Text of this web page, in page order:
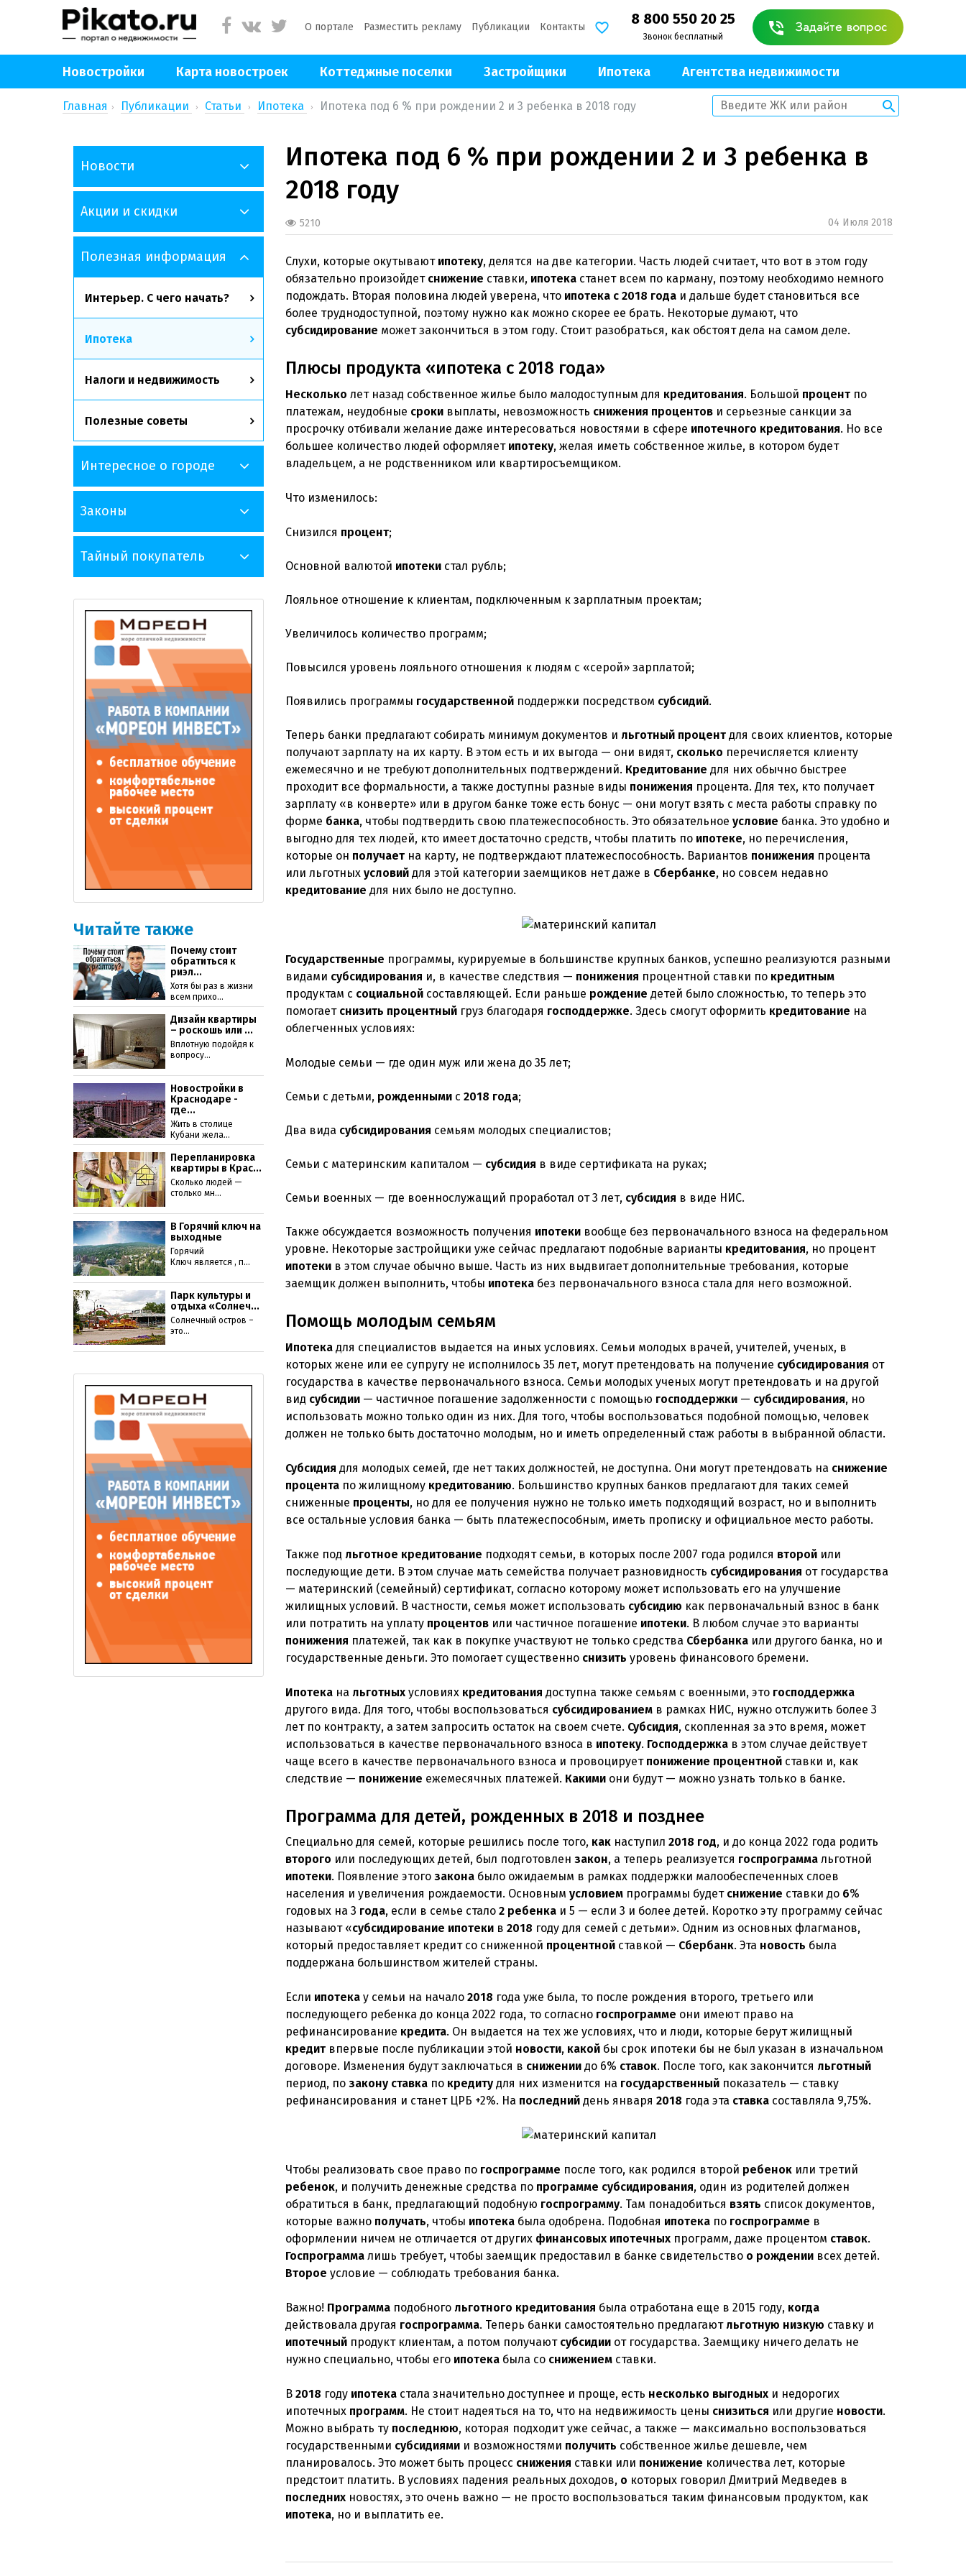
О портале Разместить рекламу Публикации Контакты 8 800 550 20 25
Звонок бесплатный
Задайте вопрос
Новостройки Карта новостроек Коттеджные поселки Застройщики Ипотека Агентства недвижимости
Главная Публикации Статьи Ипотека Ипотека под 6 % при рождении 2 и 3 ребенка в 2018 году
Новости
Акции и скидки
Полезная информация
Интерьер. С чего начать?
Ипотека
Налоги и недвижимость
Полезные советы
Интересное о городе
Законы
Тайный покупатель
Читайте также
Почему стоит
обратиться к
риэл...
Хотя бы раз в жизни
всем прихо...
Дизайн квартиры
– роскошь или ...
Вплотную подойдя к
вопросу...
Новостройки в
Краснодаре -
где...
Жить в столице
Кубани жела...
Перепланировка
квартиры в Крас...
Сколько людей —
столько мн...
В Горячий ключ на
выходные
Горячий
Ключ является , п...
Парк культуры и
отдыха «Солнеч...
Солнечный остров –
это...
Ипотека под 6 % при рождении 2 и 3 ребенка в
2018 году
5210 04 Июля 2018
Слухи, которые окутывают ипотеку, делятся на две категории. Часть людей считает, что вот в этом году
обязательно произойдет снижение ставки, ипотека станет всем по карману, поэтому необходимо немного
подождать. Вторая половина людей уверена, что ипотека с 2018 года и дальше будет становиться все
более труднодоступной, поэтому нужно как можно скорее ее брать. Некоторые думают, что
субсидирование может закончиться в этом году. Стоит разобраться, как обстоят дела на самом деле.
Плюсы продукта «ипотека с 2018 года»
Несколько лет назад собственное жилье было малодоступным для кредитования. Большой процент по
платежам, неудобные сроки выплаты, невозможность снижения процентов и серьезные санкции за
просрочку отбивали желание даже интересоваться новостями в сфере ипотечного кредитования. Но все
большее количество людей оформляет ипотеку, желая иметь собственное жилье, в котором будет
владельцем, а не родственником или квартиросъемщиком.
Что изменилось:
Снизился процент;
Основной валютой ипотеки стал рубль;
Лояльное отношение к клиентам, подключенным к зарплатным проектам;
Увеличилось количество программ;
Повысился уровень лояльного отношения к людям с «серой» зарплатой;
Появились программы государственной поддержки посредством субсидий.
Теперь банки предлагают собирать минимум документов и льготный процент для своих клиентов, которые
получают зарплату на их карту. В этом есть и их выгода — они видят, сколько перечисляется клиенту
ежемесячно и не требуют дополнительных подтверждений. Кредитование для них обычно быстрее
проходит все формальности, а также доступны разные виды понижения процента. Для тех, кто получает
зарплату «в конверте» или в другом банке тоже есть бонус — они могут взять с места работы справку по
форме банка, чтобы подтвердить свою платежеспособность. Это обязательное условие банка. Это удобно и
выгодно для тех людей, кто имеет достаточно средств, чтобы платить по ипотеке, но перечисления,
которые он получает на карту, не подтверждают платежеспособность. Вариантов понижения процента
или льготных условий для этой категории заемщиков нет даже в Сбербанке, но совсем недавно
кредитование для них было не доступно.
Государственные программы, курируемые в большинстве крупных банков, успешно реализуются разными
видами субсидирования и, в качестве следствия — понижения процентной ставки по кредитным
продуктам с социальной составляющей. Если раньше рождение детей было сложностью, то теперь это
помогает снизить процентный груз благодаря господдержке. Здесь смогут оформить кредитование на
облегченных условиях:
Молодые семьи — где один муж или жена до 35 лет;
Семьи с детьми, рожденными с 2018 года;
Два вида субсидирования семьям молодых специалистов;
Семьи с материнским капиталом — субсидия в виде сертификата на руках;
Семьи военных — где военнослужащий проработал от 3 лет, субсидия в виде НИС.
Также обсуждается возможность получения ипотеки вообще без первоначального взноса на федеральном
уровне. Некоторые застройщики уже сейчас предлагают подобные варианты кредитования, но процент
ипотеки в этом случае обычно выше. Часть из них выдвигает дополнительные требования, которые
заемщик должен выполнить, чтобы ипотека без первоначального взноса стала для него возможной.
Помощь молодым семьям
Ипотека для специалистов выдается на иных условиях. Семьи молодых врачей, учителей, ученых, в
которых жене или ее супругу не исполнилось 35 лет, могут претендовать на получение субсидирования от
государства в качестве первоначального взноса. Семьи молодых ученых могут претендовать и на другой
вид субсидии — частичное погашение задолженности с помощью господдержки — субсидирования, но
использовать можно только один из них. Для того, чтобы воспользоваться подобной помощью, человек
должен не только быть достаточно молодым, но и иметь определенный стаж работы в выбранной области.
Субсидия для молодых семей, где нет таких должностей, не доступна. Они могут претендовать на снижение
процента по жилищному кредитованию. Большинство крупных банков предлагают для таких семей
сниженные проценты, но для ее получения нужно не только иметь подходящий возраст, но и выполнить
все остальные условия банка — быть платежеспособным, иметь прописку и официальное место работы.
Также под льготное кредитование подходят семьи, в которых после 2007 года родился второй или
последующие дети. В этом случае мать семейства получает разновидность субсидирования от государства
— материнский (семейный) сертификат, согласно которому может использовать его на улучшение
жилищных условий. В частности, семья может использовать субсидию как первоначальный взнос в банк
или потратить на уплату процентов или частичное погашение ипотеки. В любом случае это варианты
понижения платежей, так как в покупке участвуют не только средства Сбербанка или другого банка, но и
государственные деньги. Это помогает существенно снизить уровень финансового бремени.
Ипотека на льготных условиях кредитования доступна также семьям с военными, это господдержка
другого вида. Для того, чтобы воспользоваться субсидированием в рамках НИС, нужно отслужить более 3
лет по контракту, а затем запросить остаток на своем счете. Субсидия, скопленная за это время, может
использоваться в качестве первоначального взноса в ипотеку. Господдержка в этом случае действует
чаще всего в качестве первоначального взноса и провоцирует понижение процентной ставки и, как
следствие — понижение ежемесячных платежей. Какими они будут — можно узнать только в банке.
Программа для детей, рожденных в 2018 и позднее
Специально для семей, которые решились после того, как наступил 2018 год, и до конца 2022 года родить
второго или последующих детей, был подготовлен закон, а теперь реализуется госпрограмма льготной
ипотеки. Появление этого закона было ожидаемым в рамках поддержки малообеспеченных слоев
населения и увеличения рождаемости. Основным условием программы будет снижение ставки до 6%
годовых на 3 года, если в семье стало 2 ребенка и 5 — если 3 и более детей. Коротко эту программу сейчас
называют «субсидирование ипотеки в 2018 году для семей с детьми». Одним из основных флагманов,
который предоставляет кредит со сниженной процентной ставкой — Сбербанк. Эта новость была
поддержана большинством жителей страны.
Если ипотека у семьи на начало 2018 года уже была, то после рождения второго, третьего или
последующего ребенка до конца 2022 года, то согласно госпрограмме они имеют право на
рефинансирование кредита. Он выдается на тех же условиях, что и люди, которые берут жилищный
кредит впервые после публикации этой новости, какой бы срок ипотеки бы не был указан в изначальном
договоре. Изменения будут заключаться в снижении до 6% ставок. После того, как закончится льготный
период, по закону ставка по кредиту для них изменится на государственный показатель — ставку
рефинансирования и станет ЦРБ +2%. На последний день января 2018 года эта ставка составляла 9,75%.
Чтобы реализовать свое право по госпрограмме после того, как родился второй ребенок или третий
ребенок, и получить денежные средства по программе субсидирования, один из родителей должен
обратиться в банк, предлагающий подобную госпрограмму. Там понадобиться взять список документов,
которые важно получать, чтобы ипотека была одобрена. Подобная ипотека по госпрограмме в
оформлении ничем не отличается от других финансовых ипотечных программ, даже процентом ставок.
Госпрограмма лишь требует, чтобы заемщик предоставил в банке свидетельство о рождении всех детей.
Второе условие — соблюдать требования банка.
Важно! Программа подобного льготного кредитования была отработана еще в 2015 году, когда
действовала другая госпрограмма. Теперь банки самостоятельно предлагаютльготную низкую ставку и
ипотечный продукт клиентам, а потом получают субсидии от государства. Заемщику ничего делать не
нужно специально, чтобы его ипотека была со снижением ставки.
В 2018 году ипотека стала значительно доступнее и проще, есть несколько выгодных и недорогих
ипотечных программ. Не стоит надеяться на то, что на недвижимость цены снизиться или другие новости.
Можно выбрать ту последнюю, которая подходит уже сейчас, а также — максимально воспользоваться
государственными субсидиями и возможностями получить собственное жилье дешевле, чем
планировалось. Это может быть процесс снижения ставки или понижение количества лет, которые
предстоит платить. В условиях падения реальных доходов, о которых говорил Дмитрий Медведев в
последних новостях, это очень важно — не просто воспользоваться таким финансовым продуктом, как
ипотека, но и выплатить ее.